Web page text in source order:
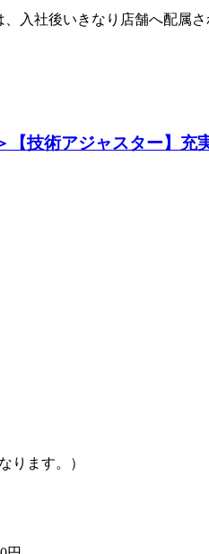
、入社後いきなり店舗へ配属
【技術アジャスター】
ります。）